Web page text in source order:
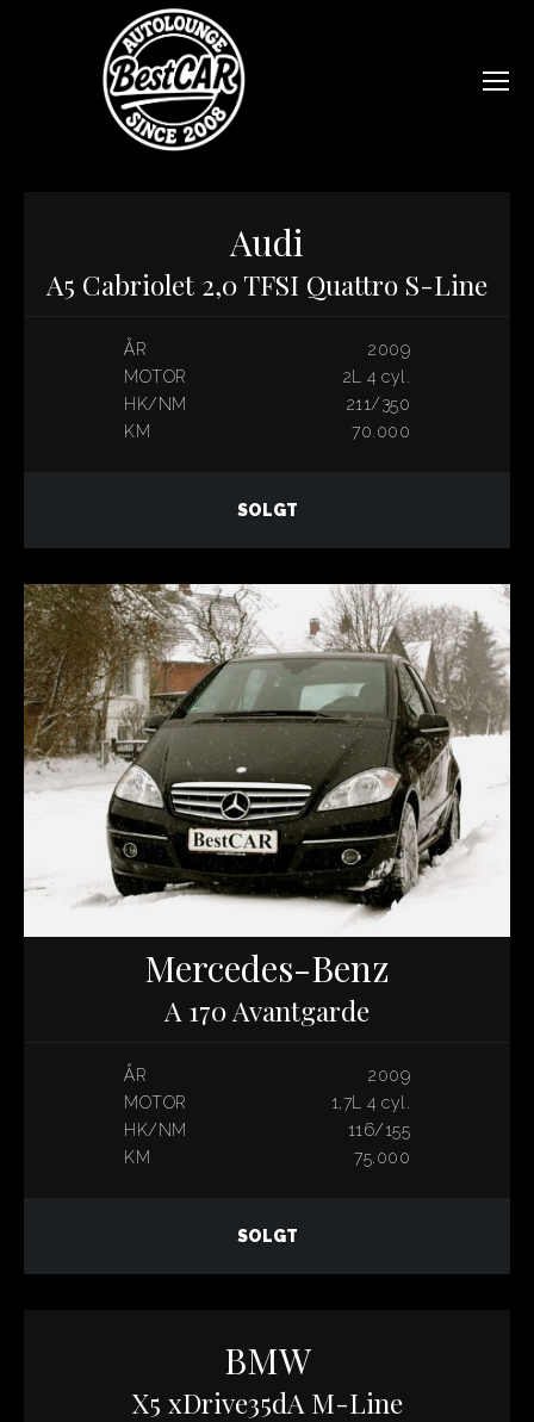
Audi
A5 Cabriolet 2,0 TFSI Quattro S-Line
ÅR
2009
MOTOR
2L 4 cyl.
HK/NM
211/350
KM
70.000
SOLGT
Mercedes-Benz
A 170 Avantgarde
ÅR
2009
MOTOR
1,7L 4 cyl.
HK/NM
116/155
KM
75.000
SOLGT
BMW
X5 xDrive35dA M-Line